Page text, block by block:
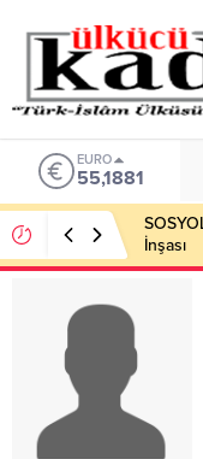
EURO
55,1881
İnşası